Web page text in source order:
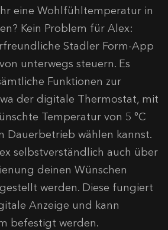
eine Wohlfühltemperatur in
Kein Problem für Alex:
Stadler Form-App
unterwegs steuern. Es
Funktionen zur
der digitale Thermostat, mit
Temperatur von 5 °C
Dauerbetrieb wählen kannst.
selbstverständlich auch über
deinen Wünschen
werden. Diese fungiert
Anzeige und kann
befestigt werden.